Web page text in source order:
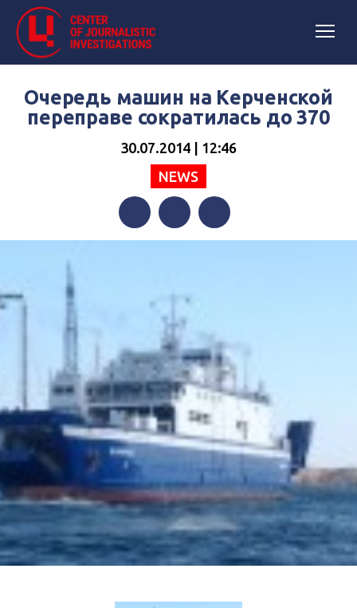
Очередь машин на Керченской
переправе сократилась до 370
30.07.2014 | 12:46
NEWS
FacebookTwitterTelegram